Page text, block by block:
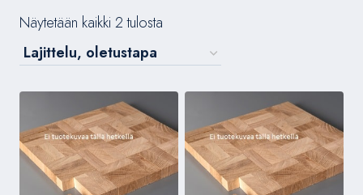
Näytetään kaikki 2 tulosta